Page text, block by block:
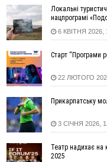
образив матір
17:40
У горах на
17:04
Пільгова іпотека
16:24
Калуський проєкт
Україну на
15:35
ВІДЕО Що посіяти
осіннього врожаю
15:03
У Коломиї до 10
через нанесення
14:42
СБУ повідомила
для замахів на
Локальні
нацпрограмі
6 КВІТНЯ 2026,
Старт “Програми
22 ЛЮТОГО
Прикарпатську
3 СІЧНЯ 2026,
Театр надихає на
2025